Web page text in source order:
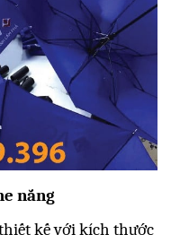
nắng
kế với kích thước